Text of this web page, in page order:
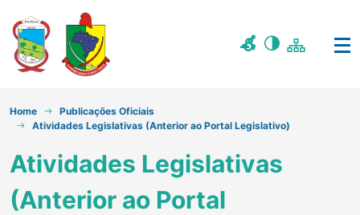
Home
Publicações Oficiais
Atividades Legislativas (Anterior ao Portal Legislativo)
Atividades Legislativas
(Anterior ao Portal